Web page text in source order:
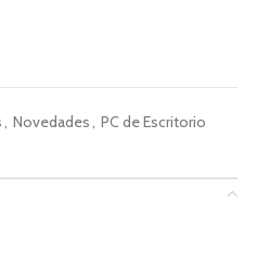
, Novedades, PC de Escritorio